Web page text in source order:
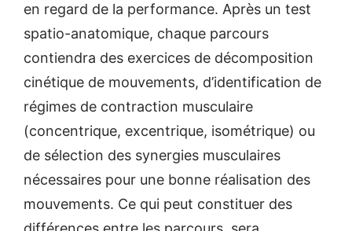
en regard de la performance. Après un test
spatio-anatomique, chaque parcours
contiendra des exercices de décomposition
cinétique de mouvements, d’identification de
régimes de contraction musculaire
(concentrique, excentrique, isométrique) ou
de sélection des synergies musculaires
nécessaires pour une bonne réalisation des
mouvements. Ce qui peut constituer des